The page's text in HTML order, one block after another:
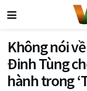
Không nói
Đinh Tùng
hành trong